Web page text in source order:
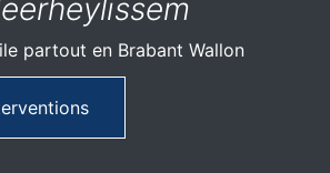
partout en Brabant Wallon